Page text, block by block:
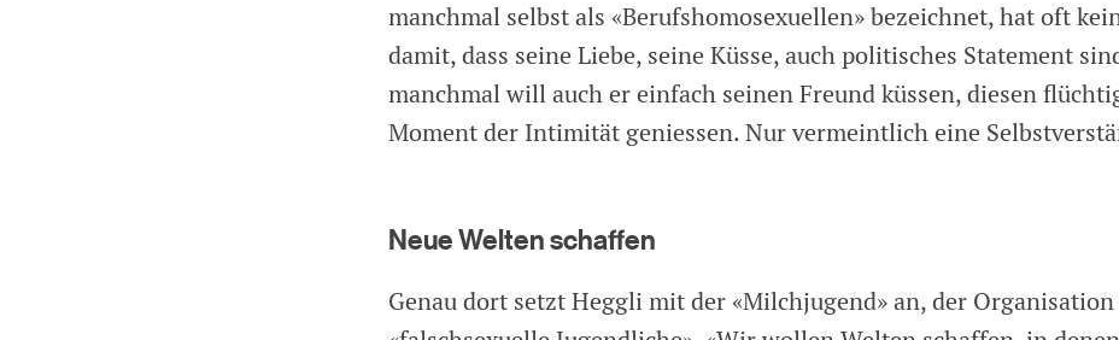
manchmal selbst als «Berufshomosexuellen» bezeichnet, hat oft
damit, dass seine Liebe, seine Küsse, auch politisches Statement
manchmal will auch er einfach seinen Freund küssen, diesen
Moment der Intimität geniessen. Nur vermeintlich eine
Neue Welten schaffen
Genau dort setzt Heggli mit der «Milchjugend» an, der